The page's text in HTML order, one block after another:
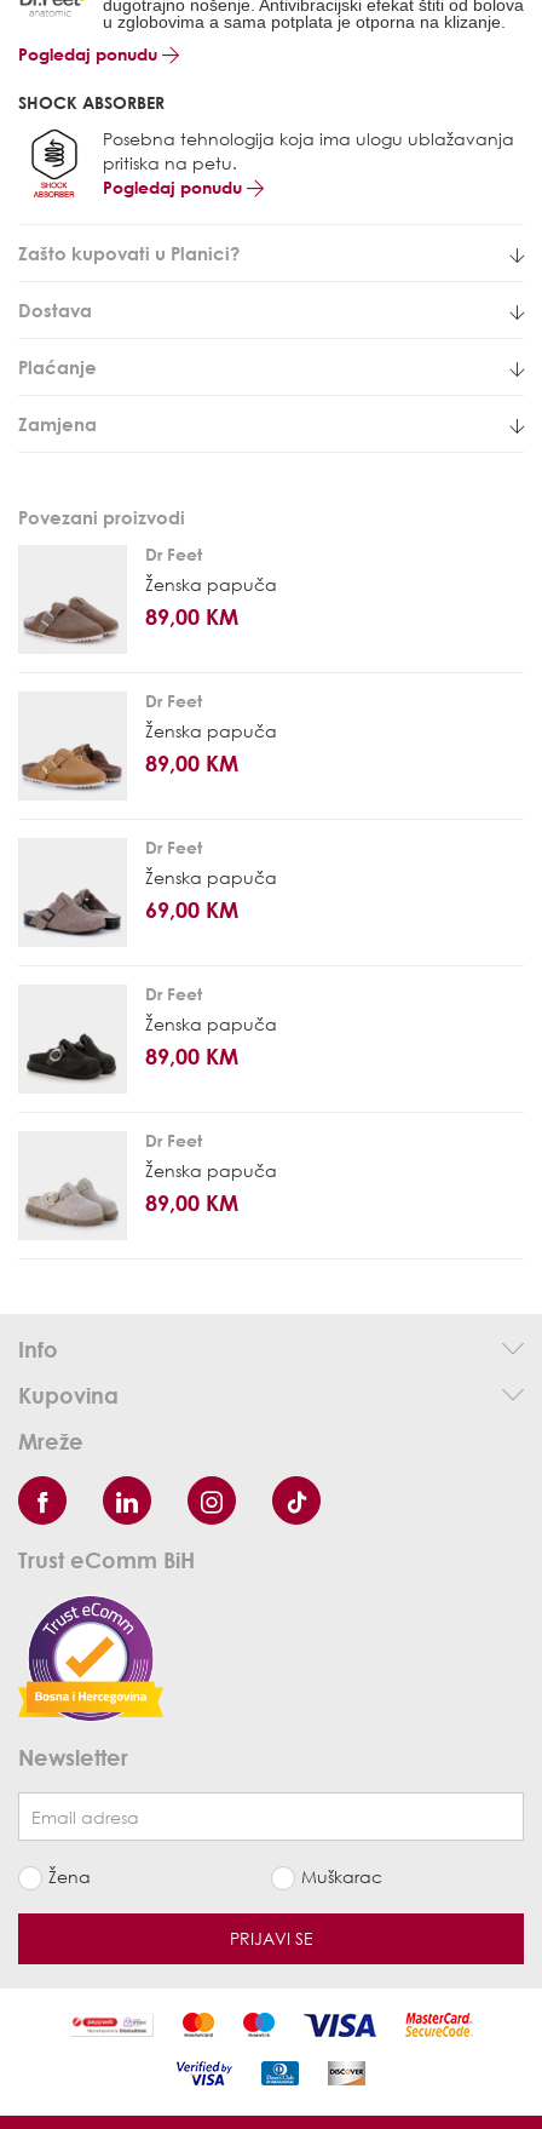
dugotrajno nošenje. Antivibracijski efekat štiti od bolova
u zglobovima a sama potplata je otporna na klizanje.
Pogledaj ponudu
SHOCK ABSORBER
Posebna tehnologija koja ima ulogu ublažavanja
pritiska na petu.
Pogledaj ponudu
Zašto kupovati u Planici?
Dostava
Plaćanje
Zamjena
Povezani proizvodi
Dr Feet
Ženska papuča
89,00 KM
Dr Feet
Ženska papuča
89,00 KM
Dr Feet
Ženska papuča
69,00 KM
Dr Feet
Ženska papuča
89,00 KM
Dr Feet
Ženska papuča
89,00 KM
Info
Kupovina
Mreže
Trust eComm BiH
Newsletter
Žena Muškarac
PRIJAVI SE